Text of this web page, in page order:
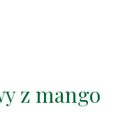
z mango